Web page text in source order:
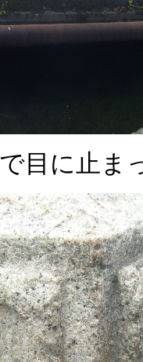
目に止ま